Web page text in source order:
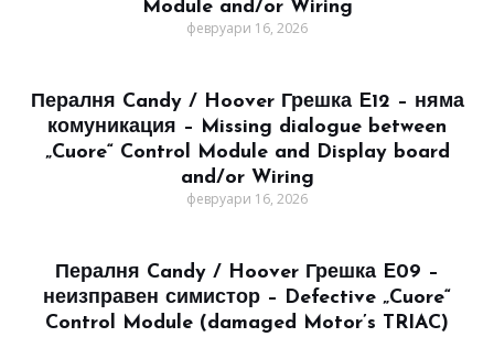
Module and/or Wiring
февруари 16, 2026
Пералня Candy / Hoover Грешка E12 – няма
комуникация – Missing dialogue between
„Cuore“ Control Module and Display board
and/or Wiring
февруари 16, 2026
Пералня Candy / Hoover Грешка E09 –
неизправен симистор – Defective „Cuore“
Control Module (damaged Motor’s TRIAC)